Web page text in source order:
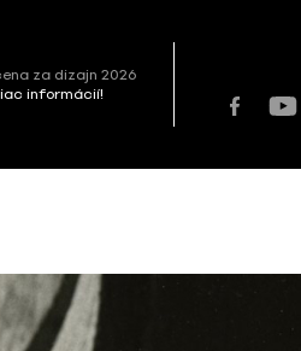
za dizajn 2026
informácií!